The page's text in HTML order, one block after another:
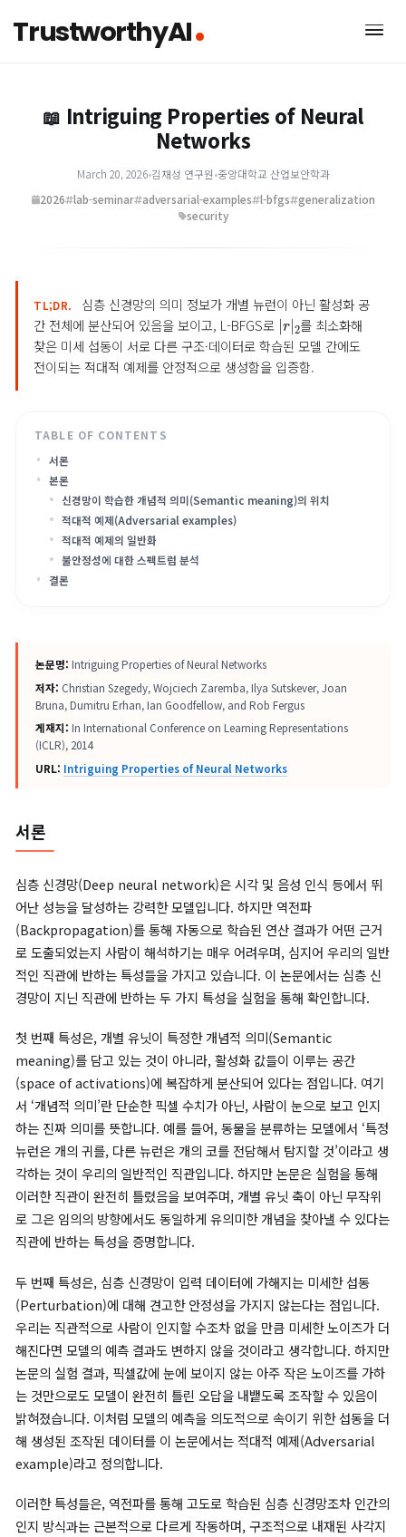
TrustworthyAI
📖 Intriguing Properties of Neural
Networks
March 20, 2026 김재성 연구원 • 중앙대학교 산업보안학과
adversarial-examples
TL;DR. 심층 신경망의 의미 정보가 개별 뉴런이 아닌 활성화
간 전체에 분산되어 있음을 보이고, L-BFGS로
|r |
2
서론
본론
신경망이 학습한 개념적 의미(Semantic meaning)의 위치
적대적 예제(Adversarial examples)
논문명:Intriguing Properties of Neural Networks
저자:Christian Szegedy, Wojciech Zaremba, Ilya Sutskever, Joan
Bruna, Dumitru Erhan, Ian Goodfellow, and Rob Fergus
(ICLR), 2014
URL:
서론
심층 신경망(Deep neural network)은 시각 및 음성 인식 등에
어난 성능을 달성하는 강력한 모델입니다. 하지만 역전파
(Backpropagation)를 통해 자동으로 학습된 연산 결과가 어떤
로 도출되었는지 사람이 해석하기는 매우 어려우며, 심지어 우리
적인 직관에 반하는 특성들을 가지고 있습니다. 이 논문에서는 심
경망이 지닌 직관에 반하는 두 가지 특성을 실험을 통해 확인합니
첫 번째 특성은, 개별 유닛이 특정한 개념적 의미(Semantic
meaning)를 담고 있는 것이 아니라, 활성화 값들이 이루는 공간
(space of activations)에 복잡하게 분산되어 있다는 점입니다.
서 ‘개념적 의미’란 단순한 픽셀 수치가 아닌, 사람이 눈으로 보고
하는 진짜 의미를 뜻합니다. 예를 들어, 동물을 분류하는 모델에서
뉴런은 개의 귀를, 다른 뉴런은 개의 코를 전담해서 탐지할 것’이
각하는 것이 우리의 일반적인 직관입니다. 하지만 논문은 실험을
이러한 직관이 완전히 틀렸음을 보여주며, 개별 유닛 축이 아닌 무
로 그은 임의의 방향에서도 동일하게 유의미한 개념을 찾아낼 수
직관에 반하는 특성을 증명합니다.
두 번째 특성은, 심층 신경망이 입력 데이터에 가해지는 미세한 섭
(Perturbation)에 대해 견고한 안정성을 가지지 않는다는 점입
우리는 직관적으로 사람이 인지할 수조차 없을 만큼 미세한 노이
해진다면 모델의 예측 결과도 변하지 않을 것이라고 생각합니다.
논문의 실험 결과, 픽셀값에 눈에 보이지 않는 아주 작은 노이즈를